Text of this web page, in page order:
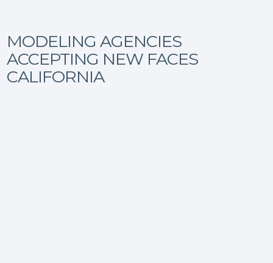
MODELING AGENCIES
ACCEPTING NEW FACES
CALIFORNIA